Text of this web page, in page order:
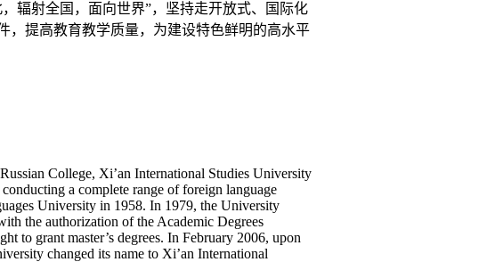
辐射全国，面向世界”，坚持走开放式、国际化
，提高教育教学质量，为建设特色鲜明的高水平
College, Xi’an International Studies University
a complete range of foreign language
University in 1958. In 1979, the University
the authorization of the Academic Degrees
to grant master’s degrees. In February 2006, upon
changed its name to Xi’an International